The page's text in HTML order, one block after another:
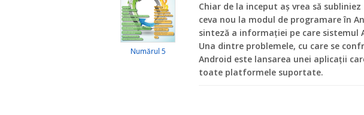
Numărul 5
Chiar de la inceput aş vrea să
ceva nou la modul de programare în
sinteză a informaţiei pe care sistemul
Una dintre problemele, cu care se
Android este lansarea unei aplicaţii
toate platformele suportate.